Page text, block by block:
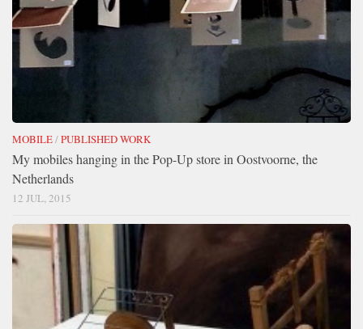
MOBILE/PUBLISHED WORK
My mobiles hanging in the Pop-Up store in Oostvoorne, the
Netherlands
12 JUL, 2015